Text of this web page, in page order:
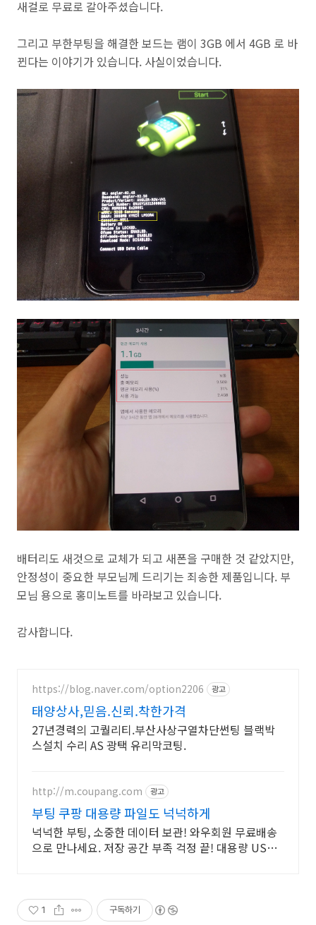
새걸로 무료로 갈아주셨습니다.
그리고 부한부팅을 해결한 보드는 램이 3GB 에서 4GB 로 바
뀐다는 이야기가 있습니다. 사실이었습니다.
배터리도 새것으로 교체가 되고 새폰을 구매한 것 같았지만,
안정성이 중요한 부모님께 드리기는 죄송한 제품입니다. 부
모님 용으로 홍미노트를 바라보고 있습니다.
감사합니다.
https://blog.naver.com/option2206 광고
태양상사,믿음.신뢰.착한가격
27년경력의 고퀄리티.부산사상구열차단썬팅 블랙박
스설치 수리 AS 광택 유리막코팅.
http://m.coupang.com 광고
부팅 쿠팡 대용량 파일도 넉넉하게
넉넉한 부팅, 소중한 데이터 보관! 와우회원 무료배송
으로 만나세요. 저장 공간 부족 걱정 끝! 대용량 USB
1 구독하기